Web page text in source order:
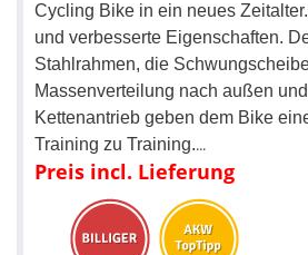
Cycling Bike in ein neues
und verbesserte Eigenschaften.
Stahlrahmen, die
Massenverteilung nach außen
Kettenantrieb geben dem Bike
Training zu Training....
Preis incl. Lieferung